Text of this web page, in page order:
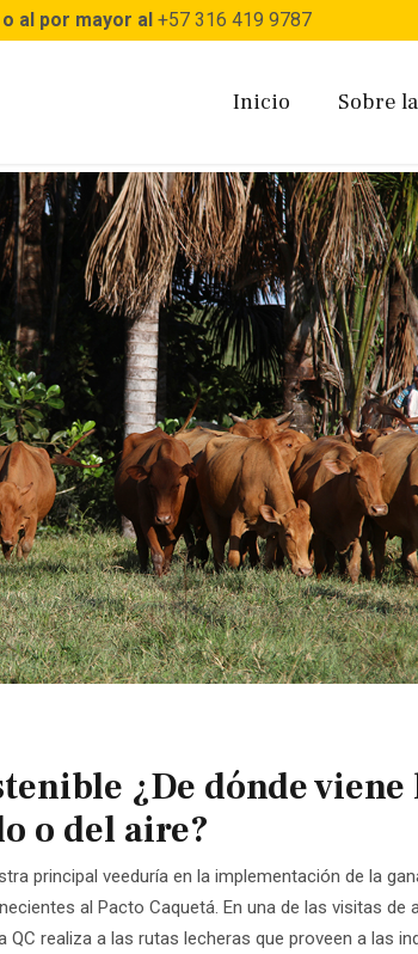
o al por mayor al +57 316 419 9787
Inicio Sobre
¿De dónde viene
o del aire?
principal veeduría en la implementación de la
al Pacto Caquetá. En una de las visitas de
realiza a las rutas lecheras que proveen a las